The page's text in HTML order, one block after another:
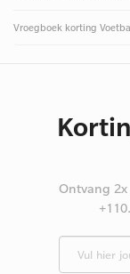
Vroegboek korting
Ontvang